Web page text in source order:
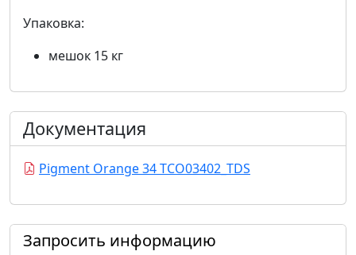
Упаковка:
мешок 15 кг
Документация
Pigment Orange 34 TCO03402_TDS
Запросить информацию